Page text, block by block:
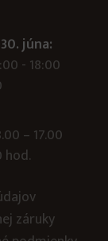
júna:
- 18:00
– 17.00
hod.
záruky